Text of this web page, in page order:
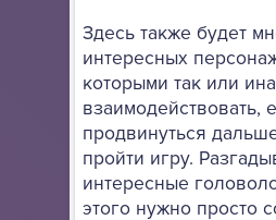
Здесь также будет
интересных
которыми так или
взаимодействовать,
продвинуться
пройти игру.
интересные
этого нужно просто